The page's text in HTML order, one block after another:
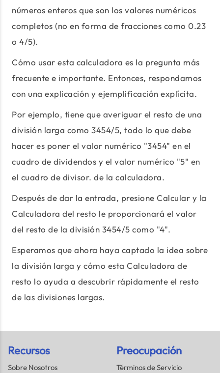
números enteros que son los valores numéricos
completos (no en forma de fracciones como 0.23
o 4/5).
Cómo usar esta calculadora es la pregunta más
frecuente e importante. Entonces, respondamos
con una explicación y ejemplificación explícita.
Por ejemplo, tiene que averiguar el resto de una
división larga como 3454/5, todo lo que debe
hacer es poner el valor numérico "3454" en el
cuadro de dividendos y el valor numérico "5" en
el cuadro de divisor. de la calculadora.
Después de dar la entrada, presione Calcular y la
Calculadora del resto le proporcionará el valor
del resto de la división 3454/5 como "4".
Esperamos que ahora haya captado la idea sobre
la división larga y cómo esta Calculadora de
resto lo ayuda a descubrir rápidamente el resto
de las divisiones largas.
Recursos
Sobre Nosotros
Preocupación
Términos de Servicio